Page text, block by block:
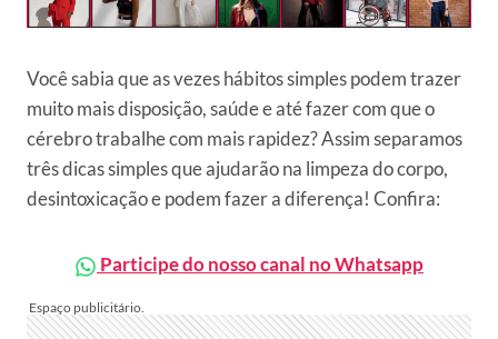
Você sabia que as vezes hábitos simples podem trazer
muito mais disposição, saúde e até fazer com que o
cérebro trabalhe com mais rapidez? Assim separamos
três dicas simples que ajudarão na limpeza do corpo,
desintoxicação e podem fazer a diferença! Confira:
Participe do nosso canal no Whatsapp